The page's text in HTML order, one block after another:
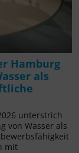
Hamburg
als
unterstrich
von Wasser als
mit